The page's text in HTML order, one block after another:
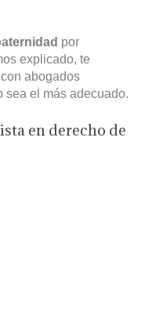
por
explicado, te
abogados
sea el más adecuado.
en derecho de